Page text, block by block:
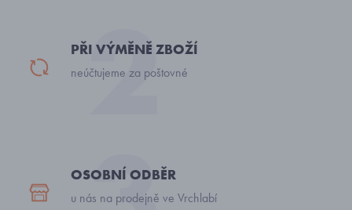
PŘI VÝMĚNĚ ZBOŽÍ
neúčtujeme za poštovné
OSOBNÍ ODBĚR
u nás na prodejně ve Vrchlabí